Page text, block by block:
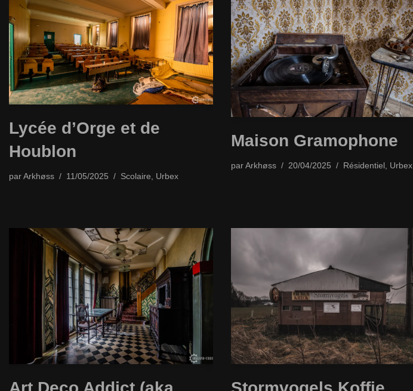
Lycée d’Orge et de
Houblon
parArkhøss 11/05/2025 Scolaire, Urbex
Maison Gramophone
parArkhøss 20/04/2025 Résidentiel, Urbex